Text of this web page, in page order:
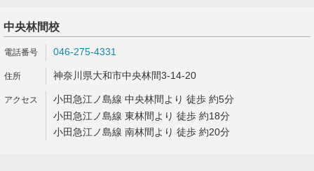
中央林間校
046-275-4331
神奈川県大和市中央林間3-14-20
小田急江ノ島線 中央林間より 徒歩 約5分
小田急江ノ島線 東林間より 徒歩 約18分
小田急江ノ島線 南林間より 徒歩 約20分